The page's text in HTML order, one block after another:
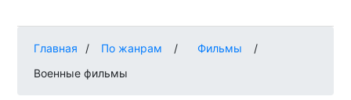
Главная / По жанрам / Фильмы
/
Военные фильмы